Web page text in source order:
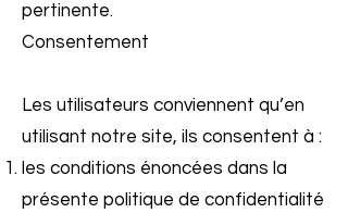
pertinente.
Consentement
Les utilisateurs conviennent qu’en
utilisant notre site, ils consentent à :
les conditions énoncées dans la
présente politique de confidentialité